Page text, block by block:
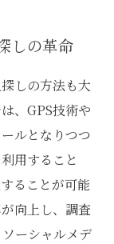
しの革命
しの方法も大
、GPS技術や
ルとなりつつ
用すること
ることが可能
向上し、調査
ーシャルメデ